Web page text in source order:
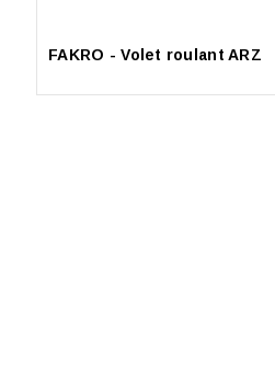
FAKRO - Volet roulant ARZ